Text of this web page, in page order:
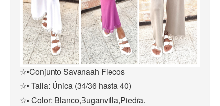
☆▪︎Conjunto Savanaah Flecos
☆▪︎ Talla: Única (34/36 hasta 40)
☆▪︎ Color: Blanco,Buganvilla,Piedra.